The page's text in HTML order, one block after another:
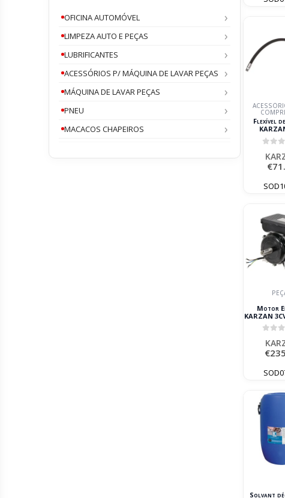
OFICINA AUTOMÓVEL
LIMPEZA AUTO E PEÇAS
LUBRIFICANTES
ACESSÓRIOS P/ MÁQUINA DE LAVAR PEÇAS
MÁQUINA DE LAVAR PEÇAS
PNEU
MACACOS CHAPEIROS
Flexível
1,6m 1/2
€
Motor
KARZAN
rpm
€
Solvant